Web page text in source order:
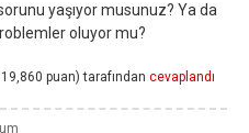
yaşıyor musunuz? Ya da
oluyor mu?
puan) tarafından cevaplandı